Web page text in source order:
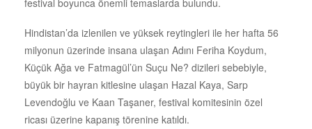
Hindistan’da izlenilen ve yüksek reytingleri ile her hafta 56
milyonun üzerinde insana ulaşan Adını Feriha Koydum,
Küçük Ağa ve Fatmagül’ün Suçu Ne? dizileri sebebiyle,
büyük bir hayran kitlesine ulaşan Hazal Kaya, Sarp
Levendoğlu ve Kaan Taşaner, festival komitesinin özel
ricası üzerine kapanış törenine katıldı.